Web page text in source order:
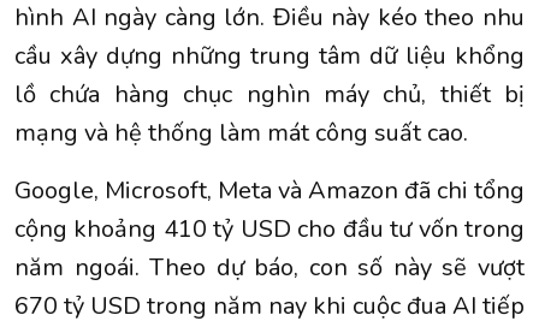
hình AI ngày càng lớn. Điều này kéo theo nhu
cầu xây dựng những trung tâm dữ liệu khổng
lồ chứa hàng chục nghìn máy chủ, thiết bị
mạng và hệ thống làm mát công suất cao.
Google, Microsoft, Meta và Amazon đã chi tổng
cộng khoảng 410 tỷ USD cho đầu tư vốn trong
năm ngoái. Theo dự báo, con số này sẽ vượt
670 tỷ USD trong năm nay khi cuộc đua AI tiếp